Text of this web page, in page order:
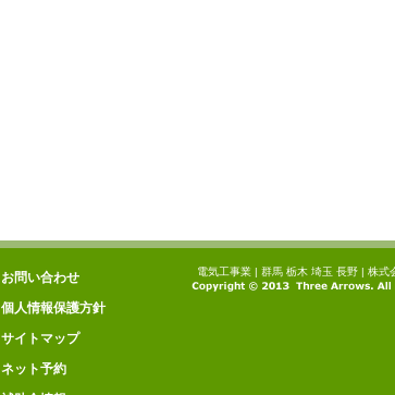
お問い合わせ
個人情報保護方針
サイトマップ
ネット予約
電気工事業 | 群馬 栃木 埼玉 長野 | 株式